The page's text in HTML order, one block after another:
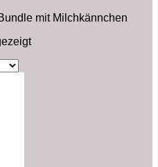
mit Milchkännchen